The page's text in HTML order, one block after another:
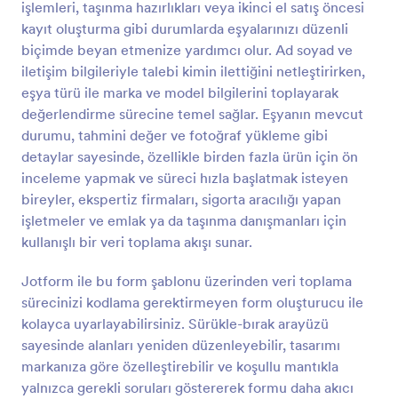
işlemleri, taşınma hazırlıkları veya ikinci el satış öncesi
kayıt oluşturma gibi durumlarda eşyalarınızı düzenli
biçimde beyan etmenize yardımcı olur. Ad soyad ve
iletişim bilgileriyle talebi kimin ilettiğini netleştirirken,
eşya türü ile marka ve model bilgilerini toplayarak
değerlendirme sürecine temel sağlar. Eşyanın mevcut
durumu, tahmini değer ve fotoğraf yükleme gibi
detaylar sayesinde, özellikle birden fazla ürün için ön
inceleme yapmak ve süreci hızla başlatmak isteyen
bireyler, ekspertiz firmaları, sigorta aracılığı yapan
işletmeler ve emlak ya da taşınma danışmanları için
kullanışlı bir veri toplama akışı sunar.
Jotform ile bu form şablonu üzerinden veri toplama
sürecinizi kodlama gerektirmeyen form oluşturucu ile
kolayca uyarlayabilirsiniz. Sürükle-bırak arayüzü
sayesinde alanları yeniden düzenleyebilir, tasarımı
markanıza göre özelleştirebilir ve koşullu mantıkla
yalnızca gerekli soruları göstererek formu daha akıcı
Önizleme